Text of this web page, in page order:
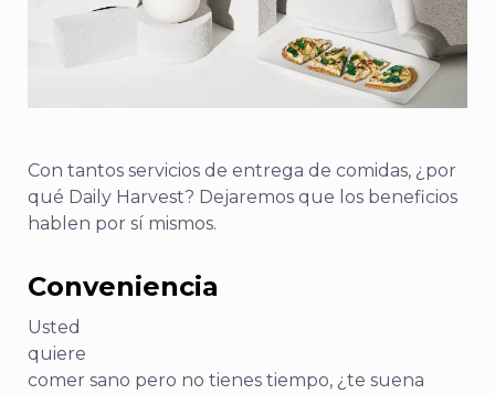
Con tantos servicios de entrega de comidas, ¿por
qué Daily Harvest? Dejaremos que los beneficios
hablen por sí mismos.
Conveniencia
Usted
quiere
comer sano pero no tienes tiempo, ¿te suena